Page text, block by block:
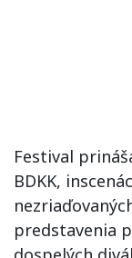
Festival
BDKK,
predstavenia